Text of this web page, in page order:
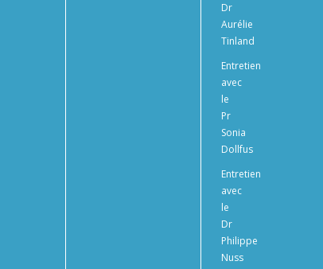
Dr
Aurélie
Tinland
Entretien
avec
le
Pr
Sonia
Dollfus
Entretien
avec
le
Dr
Philippe
Nuss